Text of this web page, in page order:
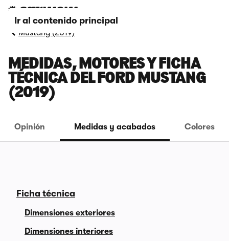
Ir al contenido principal
Mustang (2019)
MEDIDAS, MOTORES Y FICHA
TÉCNICA DEL FORD MUSTANG
(2019)
Opinión Medidas y acabados Colores
Ficha técnica
Dimensiones exteriores
Dimensiones interiores